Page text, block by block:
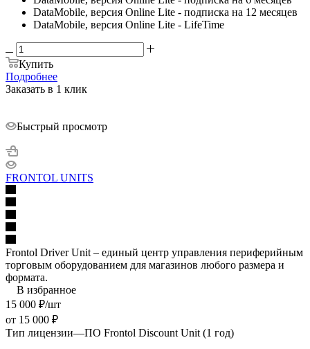
DataMobile, версия Online Lite - подписка на 12 месяцев
DataMobile, версия Online Lite - LifeTime
Купить
Подробнее
Заказать в 1 клик
Быстрый просмотр
FRONTOL UNITS
Frontol Driver Unit – единый центр управления периферийным
торговым оборудованием для магазинов любого размера и
формата.
В избранное
15 000 ₽/шт
от 15 000 ₽
Тип лицензии—ПО Frontol Discount Unit (1 год)